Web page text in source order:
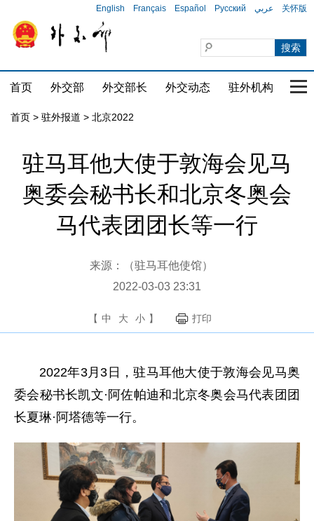
English Français Español Русский عربي 关怀版
首页 外交部 外交部长 外交动态 驻外机构 国
首页 > 驻外报道 > 北京2022
驻马耳他大使于敦海会见马
奥委会秘书长和北京冬奥会
马代表团团长等一行
来源：（驻马耳他使馆）
2022-03-03 23:31
【 中 大 小 】 打印
2022年3月3日，驻马耳他大使于敦海会见马奥
委会秘书长凯文·阿佐帕迪和北京冬奥会马代表团团
长夏琳·阿塔德等一行。